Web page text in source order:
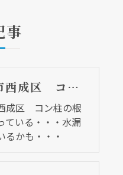
事
大阪市西成区 コン柱の根元が湿っている・・・水漏れしているかも・・・
成区 コン柱の根
ている・・・水漏
るかも・・・